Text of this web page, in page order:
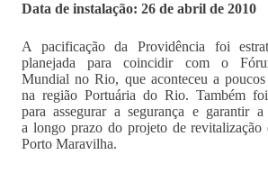
Data de instalação: 26 de abril de 2010
A pacificação da Providência foi
planejada para coincidir com o
Mundial no Rio, que aconteceu a poucos
na região Portuária do Rio. Também foi
para assegurar a segurança e garantir
a longo prazo do projeto de
Porto Maravilha.